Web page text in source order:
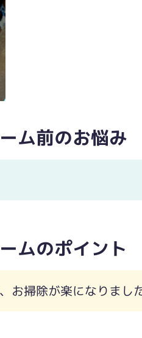
ム前のお悩み
ムのポイント
お掃除が楽になりまし